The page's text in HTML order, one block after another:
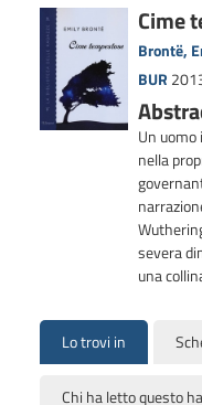
Dettaglio
del
documento
Cime
Brontë,
BUR
Un uomo
nella
severa
una
Lo trovi in
Chi ha letto questo